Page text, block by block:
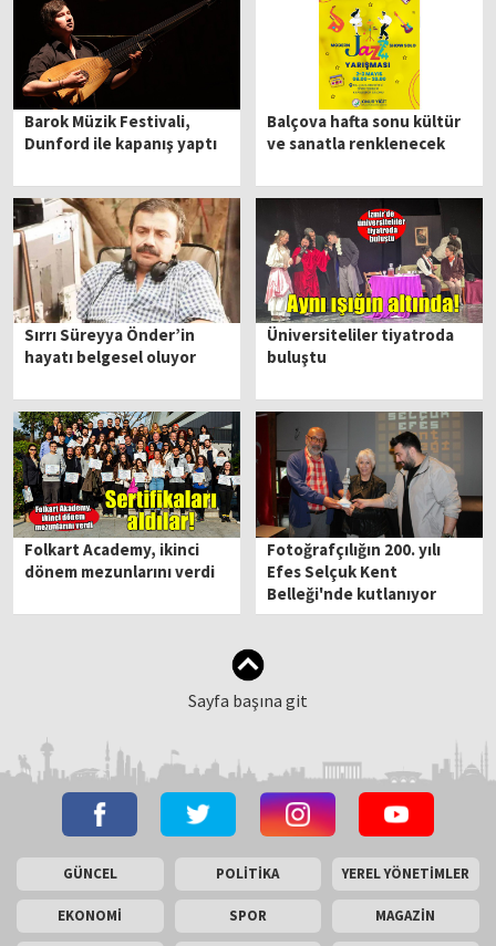
Barok Müzik Festivali,
Dunford ile kapanış yaptı
Balçova hafta sonu kültür
ve sanatla renklenecek
Sırrı Süreyya Önder’in
hayatı belgesel oluyor
Üniversiteliler tiyatroda
buluştu
Folkart Academy, ikinci
dönem mezunlarını verdi
Fotoğrafçılığın 200. yılı
Efes Selçuk Kent
Belleği'nde kutlanıyor
Sayfa başına git
GÜNCEL POLİTİKA YEREL YÖNETİMLER
EKONOMİ SPOR MAGAZİN